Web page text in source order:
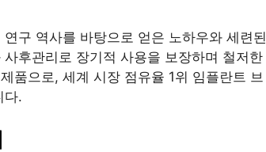
구 역사를 바탕으로 얻은 노하우와 세련된
후관리로 장기적 사용을 보장하며 철저한
품으로, 세계 시장 점유율 1위 임플란트 브
다.